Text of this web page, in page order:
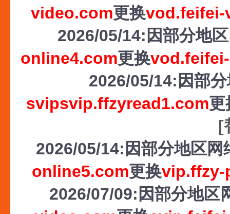
video.com更换vod.feifei-
2026/05/14:因部分地
online4.com更换
2026/05/14:因部
svipsvip.ffzyread1.com更
[
2026/05/14:因部分地区网
online5.com更换vip.ffzy-
2026/07/09:因部分地区